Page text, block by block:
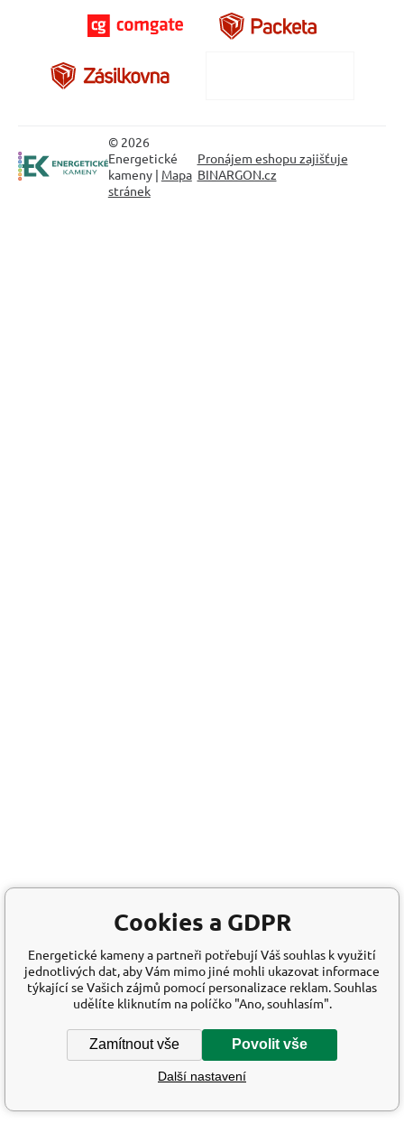
© 2026
Energetické
kameny | Mapa
stránek
Pronájem eshopu zajišťuje
BINARGON.cz
Cookies a GDPR
Energetické kameny a partneři potřebují Váš souhlas k využití
jednotlivých dat, aby Vám mimo jiné mohli ukazovat informace
týkající se Vašich zájmů pomocí personalizace reklam. Souhlas
udělíte kliknutím na políčko "Ano, souhlasím".
Zamítnout vše Povolit vše
Další nastavení